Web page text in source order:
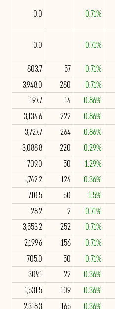
0.71%
0.0
0.71%
0.0
0.71%
57
803.7
0.71%
280
3,948.0
0.86%
14
197.7
0.86%
222
3,134.6
0.86%
264
3,727.7
0.29%
220
3,088.8
1.29%
50
709.0
0.36%
124
1,742.2
1.5%
50
710.5
0.71%
2
28.2
0.71%
252
3,553.2
0.71%
156
2,199.6
0.71%
50
705.0
0.36%
22
309.1
0.36%
109
1,531.5
0.36%
165
2,318.3